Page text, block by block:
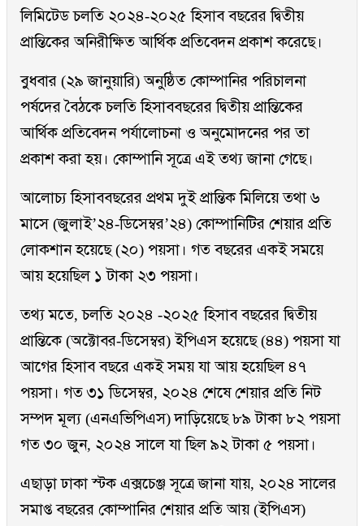
লিমিটেড চলতি ২০২৪-২০২৫ হিসাব বছরের দ্বিতীয়
প্রান্তিকের অনিরীক্ষিত আর্থিক প্রতিবেদন প্রকাশ করেছে।
বুধবার (২৯ জানুয়ারি) অনুষ্ঠিত কোম্পানির পরিচালনা
পর্ষদের বৈঠকে চলতি হিসাববছরের দ্বিতীয় প্রান্তিকের
আর্থিক প্রতিবেদন পর্যালোচনা ও অনুমোদনের পর তা
প্রকাশ করা হয়। কোম্পানি সূত্রে এই তথ্য জানা গেছে।
আলোচ্য হিসাববছরের প্রথম দুই প্রান্তিক মিলিয়ে তথা ৬
মাসে (জুলাই’২৪-ডিসেম্বর’২৪) কোম্পানিটির শেয়ার প্রতি
লোকশান হয়েছে (২০) পয়সা। গত বছরের একই সময়ে
আয় হয়েছিল ১ টাকা ২৩ পয়সা।
তথ্য মতে, চলতি ২০২৪ -২০২৫ হিসাব বছরের দ্বিতীয়
প্রান্তিকে (অক্টোবর-ডিসেম্বর) ইপিএস হয়েছে (৪৪) পয়সা যা
আগের হিসাব বছরে একই সময় যা আয় হয়েছিল ৪৭
পয়সা। গত ৩১ ডিসেম্বর, ২০২৪ শেষে শেয়ার প্রতি নিট
সম্পদ মূল্য (এনএভিপিএস) দাড়িয়েছে ৮৯ টাকা ৮২ পয়সা
গত ৩০ জুন, ২০২৪ সালে যা ছিল ৯২ টাকা ৫ পয়সা।
এছাড়া ঢাকা স্টক এক্সচেঞ্জ সূত্রে জানা যায়, ২০২৪ সালের
সমাপ্ত বছরের কোম্পানির শেয়ার প্রতি আয় (ইপিএস)